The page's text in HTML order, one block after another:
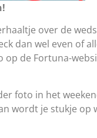
over de
dan wel even of
op de Fortuna-
foto in het
wordt je stukje op